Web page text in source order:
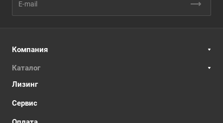
Компания
Каталог
Лизинг
Сервис